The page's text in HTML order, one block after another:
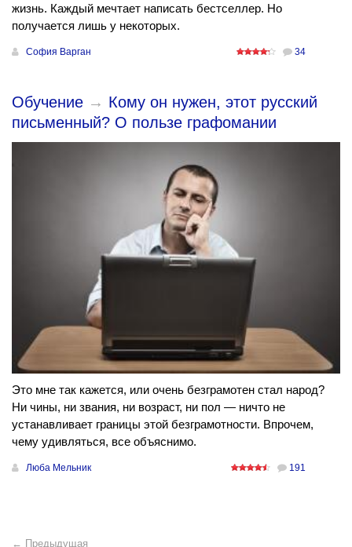
жизнь. Каждый мечтает написать бестселлер. Но
получается лишь у некоторых.
София Варган 34
Обучение → Кому он нужен, этот русский
письменный? О пользе графомании
Это мне так кажется, или очень безграмотен стал народ?
Ни чины, ни звания, ни возраст, ни пол — ничто не
устанавливает границы этой безграмотности. Впрочем,
чему удивляться, все объяснимо.
Люба Мельник 191
← Предыдущая